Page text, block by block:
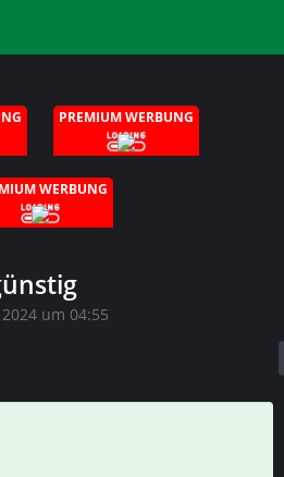
PREMIUM WERBUNG
WERBUNG
um 04:55